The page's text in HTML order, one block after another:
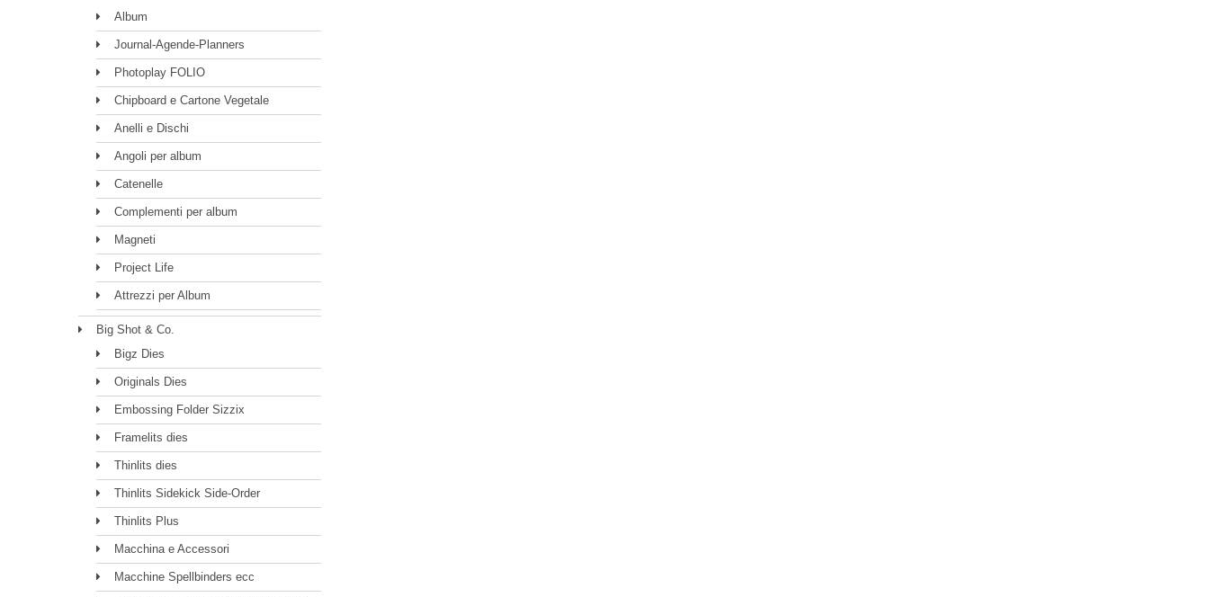
Album
Journal-Agende-Planners
Photoplay FOLIO
Chipboard e Cartone Vegetale
Anelli e Dischi
Angoli per album
Catenelle
Complementi per album
Magneti
Project Life
Attrezzi per Album
Big Shot & Co.
Bigz Dies
Originals Dies
Embossing Folder Sizzix
Framelits dies
Thinlits dies
Thinlits Sidekick Side-Order
Thinlits Plus
Macchina e Accessori
Macchine Spellbinders ecc